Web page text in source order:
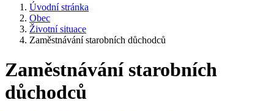
Úvodní stránka
Obec
Životní situace
Zaměstnávání starobních důchodců
Zaměstnávání starobních
důchodců